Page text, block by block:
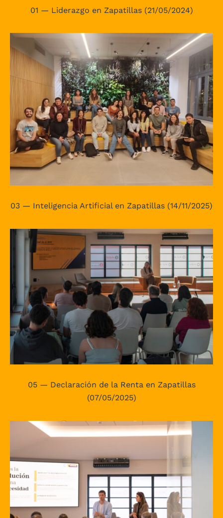
01 — Liderazgo en Zapatillas (21/05/2024)
03 — Inteligencia Artificial en Zapatillas (14/11/2025)
05 — Declaración de la Renta en Zapatillas
(07/05/2025)